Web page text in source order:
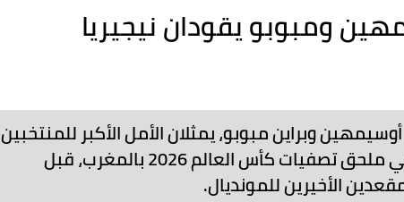
2026.. أوسيمهين ومبوبو يقودان نيجيريا
وبراين مبوبو، يمثلان الأمل الأكبر للمنتخبين
النيجيري والكاميروني لمواصلة مشوارهم في ملحق تصفيات كأس العالم 2026 بالمغرب، قبل
الأخيرين للمونديال.